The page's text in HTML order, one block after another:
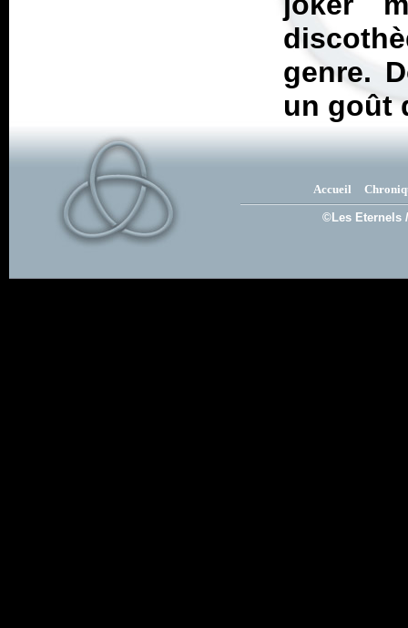
genre.
un goût
Accueil
©Les Eternels